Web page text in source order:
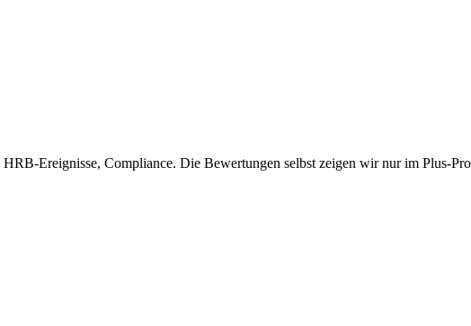
Ereignisse, Compliance. Die Bewertungen selbst zeigen wir nur im Plus-